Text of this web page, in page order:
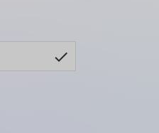
check